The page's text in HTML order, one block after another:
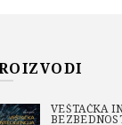
VEŠTAČKA